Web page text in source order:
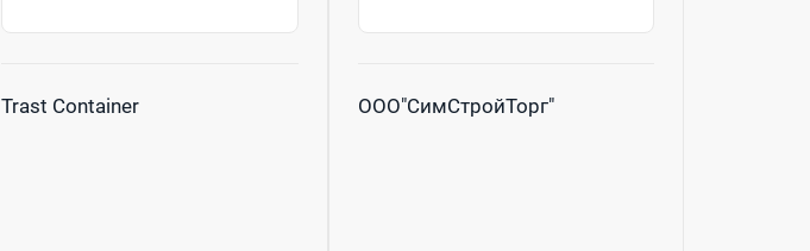
Trast Container ООО"СимСтройТорг"